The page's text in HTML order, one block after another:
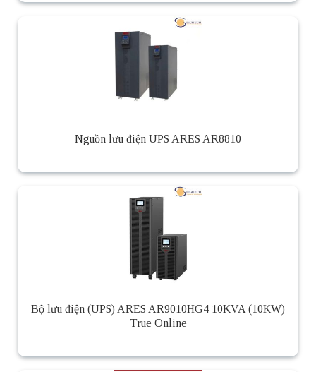
Nguồn lưu điện UPS ARES AR8810
Bộ lưu điện (UPS) ARES AR9010HG4 10KVA (10KW)
True Online